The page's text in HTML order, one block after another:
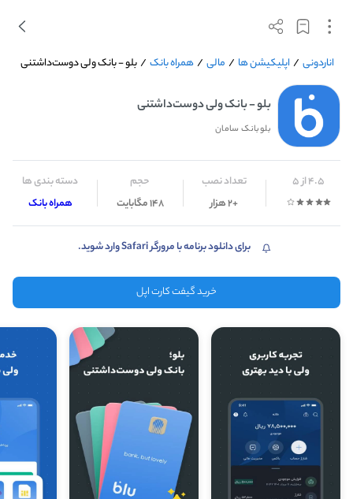
اناردونی / اپلیکیشن ها / مالی /همراه بانک /بلو - بانک ولی دوست‌داشتنی
بلو - بانک ولی دوست‌داشتنی
بلوبانک سامان
4.5 از 5 تعداد نصب
+2 هزار
حجم
148 مگابایت
دسته بندی ها
همراه بانک
برای دانلود برنامه با مرورگر Safari وارد شوید.
خرید گیفت کارت اپل